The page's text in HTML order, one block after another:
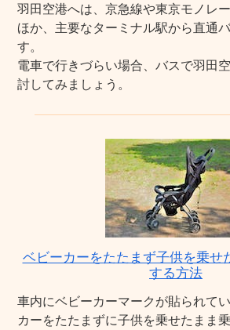
羽田空港へは、京急線や東京モノレ
ほか、主要なターミナル駅から直通
す。
電車で行きづらい場合、バスで羽田
討してみましょう。
ベビーカーをたたまず子供を乗せ
する方法
車内にベビーカーマークが貼られて
カーをたたまずに子供を乗せたまま乗